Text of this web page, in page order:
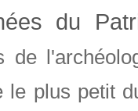
du
de
le plus petit